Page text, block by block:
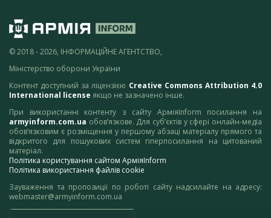
© 2018 - 2026, ІНФОРМАЦІЙНЕ АГЕНТСТВО,
Міністерство оборони України
Контент доступний за ліцензією Creative Commons Attribution 4.0
International license якщо не зазначено інше.
При використанні контенту з сайту АрміяInform посилання на
armyinform.com.ua обов’язкове. Для суб’єктів у сфері онлайн-медіа
обов’язковим є розміщення у першому абзаці матеріалу прямого та
відкритого для пошукових систем гіперпосилання на цитований
матеріал.
Політика користування сайтом АрміяInform
Політика використання файлів cookie
Зауваження та пропозиції по роботі сайту надсилайте на адресу:
webmaster@armyinform.com.ua